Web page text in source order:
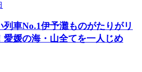
列車No.1伊予灘ものがたりがリ
愛媛の海・山全てを一人じめ